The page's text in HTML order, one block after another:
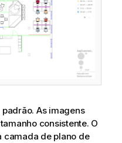
As imagens
consistente. O
camada de plano de